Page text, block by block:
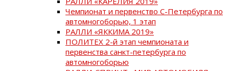
Чемпионат и первенство С-Петербурга по
автомногоборью, 1 этап
РАЛЛИ «ЯККИМА 2019»
ПОЛИТЕХ 2-й этап чемпионата и
первенства санкт-петербурга по
автомногоборью